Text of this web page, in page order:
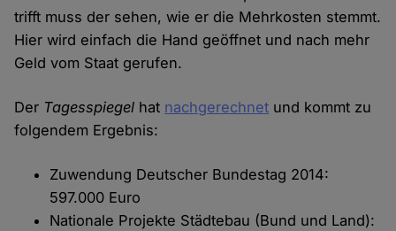
trifft muss der sehen, wie er die Mehrkosten stemmt.
Hier wird einfach die Hand geöffnet und nach mehr
Geld vom Staat gerufen.
Der Tagesspiegel hat nachgerechnet und kommt zu
folgendem Ergebnis:
Zuwendung Deutscher Bundestag 2014:
597.000 Euro
Nationale Projekte Städtebau (Bund und Land):